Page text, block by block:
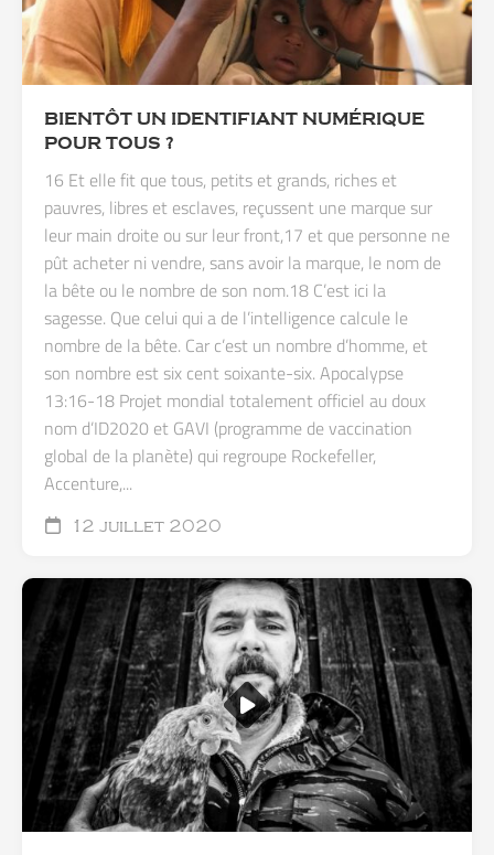
BIENTÔT UN IDENTIFIANT NUMÉRIQUE
POUR TOUS ?
16 Et elle fit que tous, petits et grands, riches et
pauvres, libres et esclaves, reçussent une marque sur
leur main droite ou sur leur front,17 et que personne ne
pût acheter ni vendre, sans avoir la marque, le nom de
la bête ou le nombre de son nom.18 C’est ici la
sagesse. Que celui qui a de l’intelligence calcule le
nombre de la bête. Car c’est un nombre d’homme, et
son nombre est six cent soixante-six. Apocalypse
13:16-18 Projet mondial totalement officiel au doux
nom d’ID2020 et GAVI (programme de vaccination
global de la planète) qui regroupe Rockefeller,
Accenture,...
12 juillet 2020